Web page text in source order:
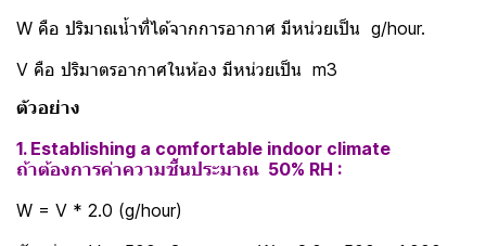
W คือ ปริมาณน้ำที่ได้จากการอากาศ มีหน่วยเป็น g/hour.
V คือ ปริมาตรอากาศในห้อง มีหน่วยเป็น m3
ตัวอย่าง
1. Establishing a comfortable indoor climate
ถ้าต้องการค่าความชื้นประมาณ 50% RH :
W = V * 2.0 (g/hour)